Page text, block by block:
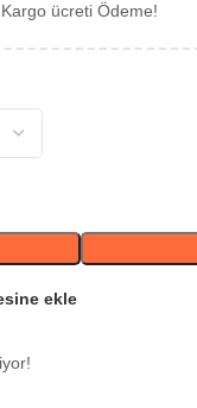
ücreti Ödeme!
ekle